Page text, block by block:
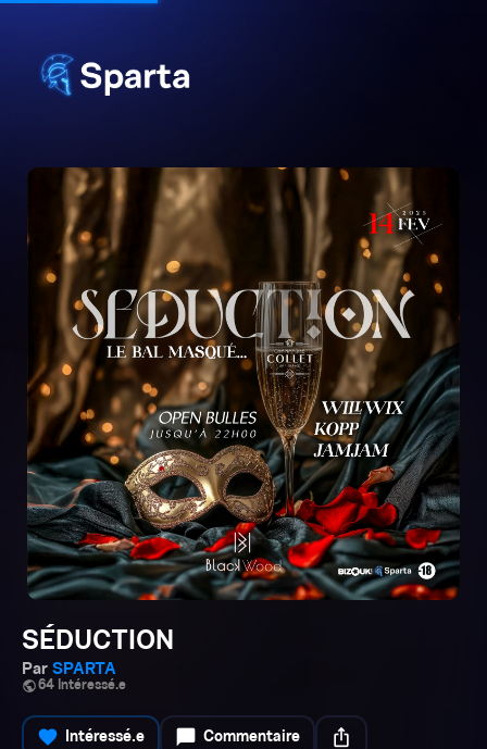
SÉDUCTION
Par SPARTA
public64 Intéressé.e
favorite Intéressé.e chat_bubble Commentaire ios_share